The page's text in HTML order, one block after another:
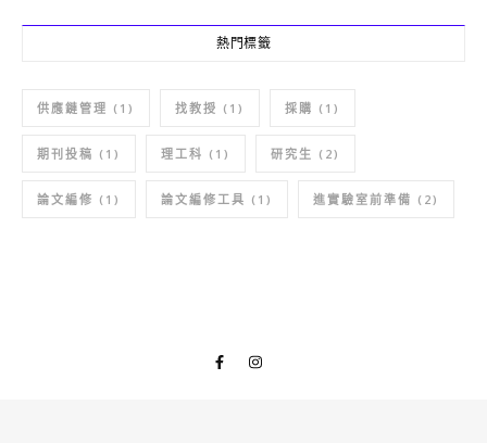
熱門標籤
供應鏈管理 (1) 找教授 (1) 採購 (1)
期刊投稿 (1) 理工科 (1) 研究生 (2)
論文編修 (1) 論文編修工具 (1) 進實驗室前準備 (2)